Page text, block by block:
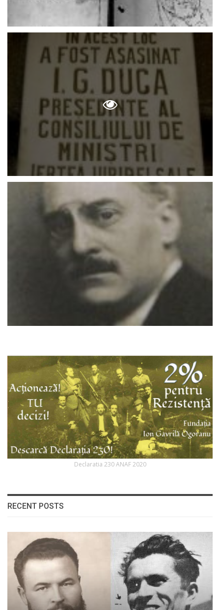
Declaratia 230 ANAF 2020
RECENT POSTS